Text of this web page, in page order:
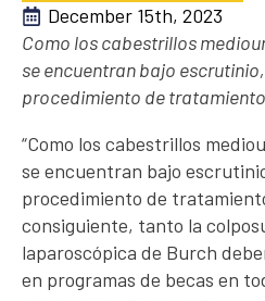
December 15th, 2023
Como los cabestrillos
se encuentran bajo
procedimiento de
“Como los cabestrillos
se encuentran bajo
procedimiento de
consiguiente, tanto la
laparoscópica de Burch
en programas de becas en